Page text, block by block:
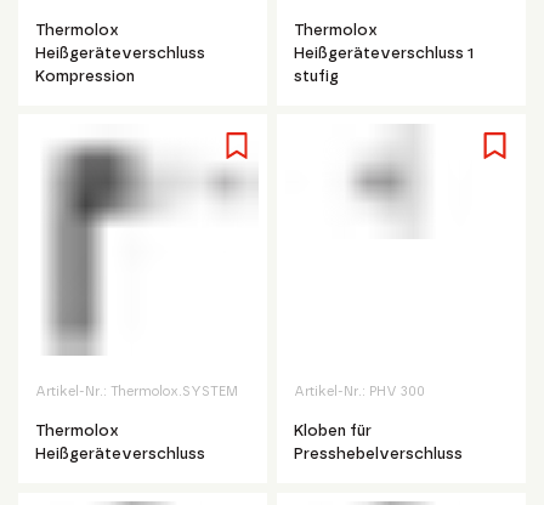
Thermolox
Heißgeräteverschluss
Kompression
Thermolox
Heißgeräteverschluss 1
stufig
Artikel-Nr.: Thermolox.SYSTEM
Thermolox
Heißgeräteverschluss
Artikel-Nr.: PHV 300
Kloben für
Presshebelverschluss